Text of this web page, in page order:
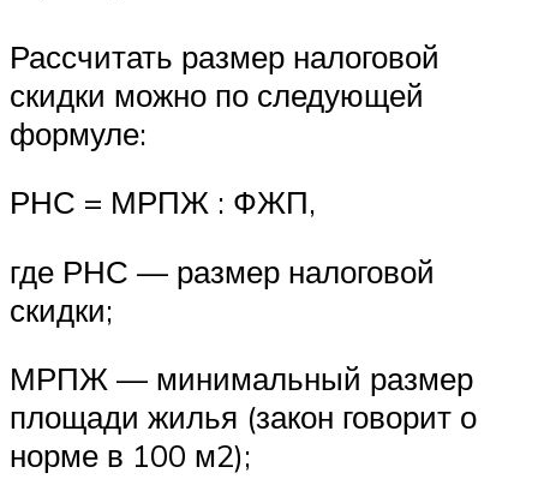
Рассчитать размер налоговой
скидки можно по следующей
формуле:
РНС = МРПЖ : ФЖП,
где РНС — размер налоговой
скидки;
МРПЖ — минимальный размер
площади жилья (закон говорит о
норме в 100 м2);